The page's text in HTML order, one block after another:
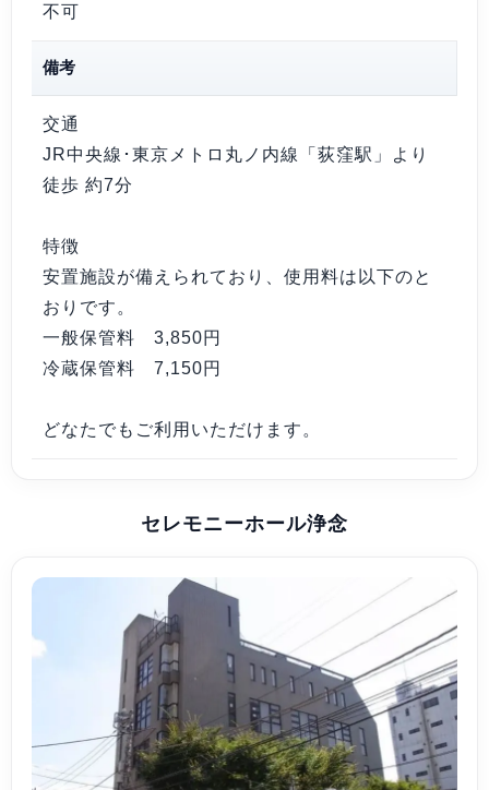
不可
備考
交通
JR中央線･東京メトロ丸ノ内線「荻窪駅」より
徒歩 約7分
特徴
安置施設が備えられており、使用料は以下のと
おりです。
一般保管料 3,850円
冷蔵保管料 7,150円
どなたでもご利用いただけます。
セレモニーホール浄念